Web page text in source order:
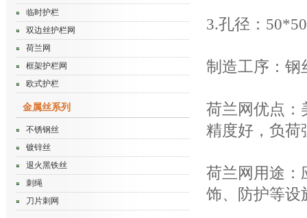
临时护栏
双边丝护栏网
荷兰网
框架护栏网
欧式护栏
金属丝系列
不锈钢丝
镀锌丝
退火黑铁丝
刺绳
刀片刺网
3.孔径：
制造工序：钢
荷兰网优点：
精度好，负荷
荷兰网用途：
饰、防护等设